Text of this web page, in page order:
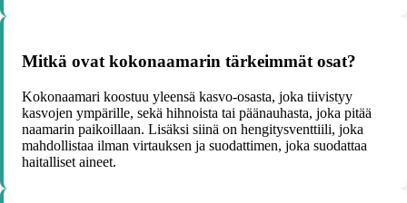
Mitkä ovat kokonaamarin tärkeimmät osat?
Kokonaamari koostuu yleensä kasvo-osasta, joka tiivistyy
kasvojen ympärille, sekä hihnoista tai päänauhasta, joka pitää
naamarin paikoillaan. Lisäksi siinä on hengitysventtiili, joka
mahdollistaa ilman virtauksen ja suodattimen, joka suodattaa
haitalliset aineet.